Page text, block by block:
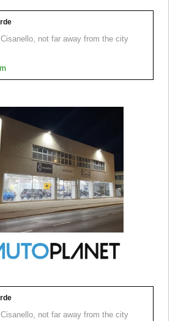
not far away from the city
not far away from the city